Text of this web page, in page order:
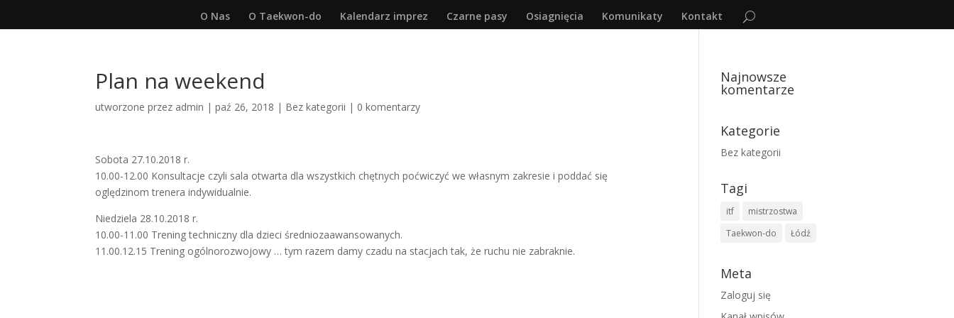
O Nas O Taekwon-do Kalendarz imprez Czarne pasy Osiagnięcia Komunikaty Kontakt
Plan na weekend
utworzone przez admin |paź 26, 2018 | Bez kategorii | 0 komentarzy
Sobota 27.10.2018 r.
10.00-12.00 Konsultacje czyli sala otwarta dla wszystkich chętnych poćwiczyć we własnym zakresie i poddać się
oględzinom trenera indywidualnie.
Niedziela 28.10.2018 r.
10.00-11.00 Trening techniczny dla dzieci średniozaawansowanych.
11.00.12.15 Trening ogólnorozwojowy … tym razem damy czadu na stacjach tak, że ruchu nie zabraknie.
Najnowsze
komentarze
Kategorie
Bez kategorii
Tagi
itf
mistrzostwa
Taekwon-do
Łódź
Meta
Zaloguj się